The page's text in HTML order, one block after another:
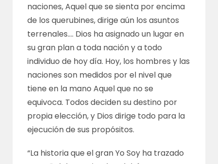
naciones, Aquel que se sienta por encima
de los querubines, dirige aún los asuntos
terrenales…. Dios ha asignado un lugar en
su gran plan a toda nación y a todo
individuo de hoy día. Hoy, los hombres y las
naciones son medidos por el nivel que
tiene en la mano Aquel que no se
equivoca. Todos deciden su destino por
propia elección, y Dios dirige todo para la
ejecución de sus propósitos.
“La historia que el gran Yo Soy ha trazado